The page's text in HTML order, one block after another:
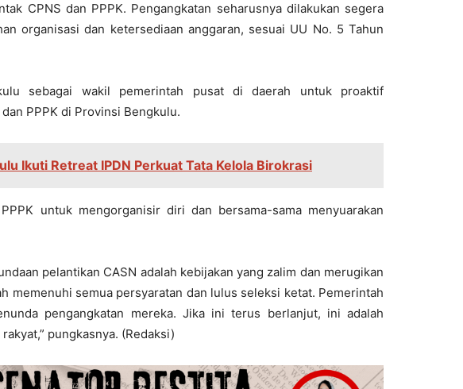
CPNS dan PPPK. Pengangkatan seharusnya dilakukan segera
organisasi dan ketersediaan anggaran, sesuai UU No. 5 Tahun
sebagai wakil pemerintah pusat di daerah untuk proaktif
PPPK di Provinsi Bengkulu.
Ikuti Retreat IPDN Perkuat Tata Kelola Birokrasi
untuk mengorganisir diri dan bersama-sama menyuarakan
pelantikan CASN adalah kebijakan yang zalim dan merugikan
memenuhi semua persyaratan dan lulus seleksi ketat. Pemerintah
pengangkatan mereka. Jika ini terus berlanjut, ini adalah
pungkasnya. (Redaksi)